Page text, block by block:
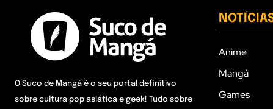
O Suco de Mangá é o seu portal definitivo
sobre cultura pop asiática e geek! Tudo sobre
Anime
Mangá
Games